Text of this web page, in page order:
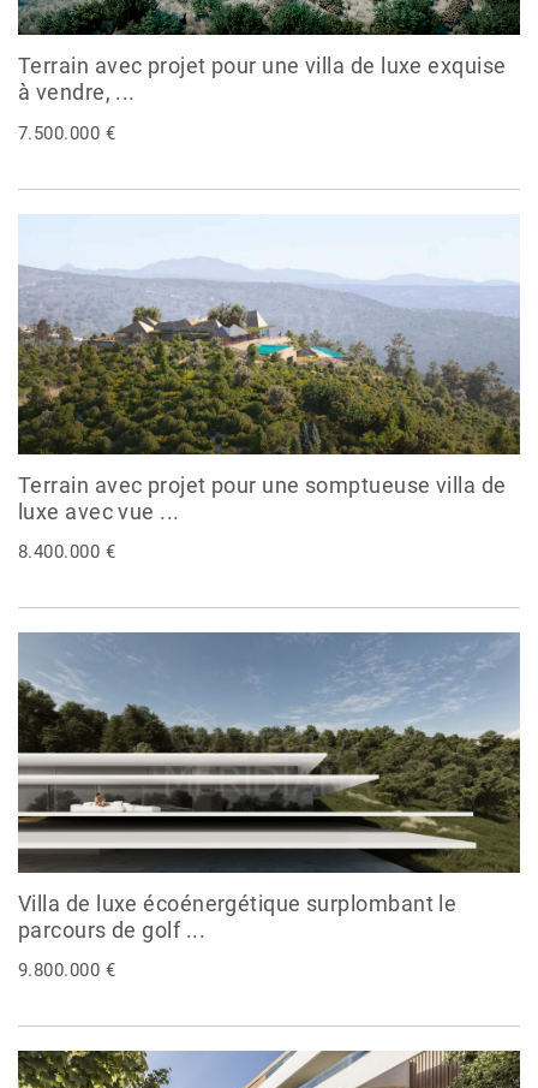
Terrain avec projet pour une villa de luxe exquise
à vendre, ...
7.500.000 €
Terrain avec projet pour une somptueuse villa de
luxe avec vue ...
8.400.000 €
Villa de luxe écoénergétique surplombant le
parcours de golf ...
9.800.000 €